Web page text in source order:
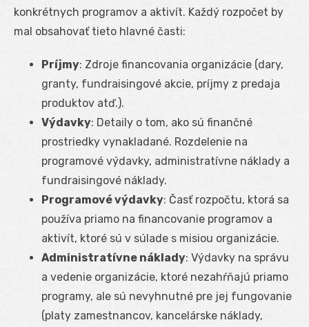
konkrétnych programov a aktivít. Každý rozpočet by
mal obsahovať tieto hlavné časti:
Príjmy: Zdroje financovania organizácie (dary,
granty, fundraisingové akcie, príjmy z predaja
produktov atď.).
Výdavky: Detaily o tom, ako sú finančné
prostriedky vynakladané. Rozdelenie na
programové výdavky, administratívne náklady a
fundraisingové náklady.
Programové výdavky: Časť rozpočtu, ktorá sa
používa priamo na financovanie programov a
aktivít, ktoré sú v súlade s misiou organizácie.
Administratívne náklady: Výdavky na správu
a vedenie organizácie, ktoré nezahŕňajú priamo
programy, ale sú nevyhnutné pre jej fungovanie
(platy zamestnancov, kancelárske náklady,